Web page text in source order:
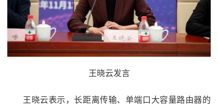
王晓云发言
王晓云表示，长距离传输、单端口大容量路由器的